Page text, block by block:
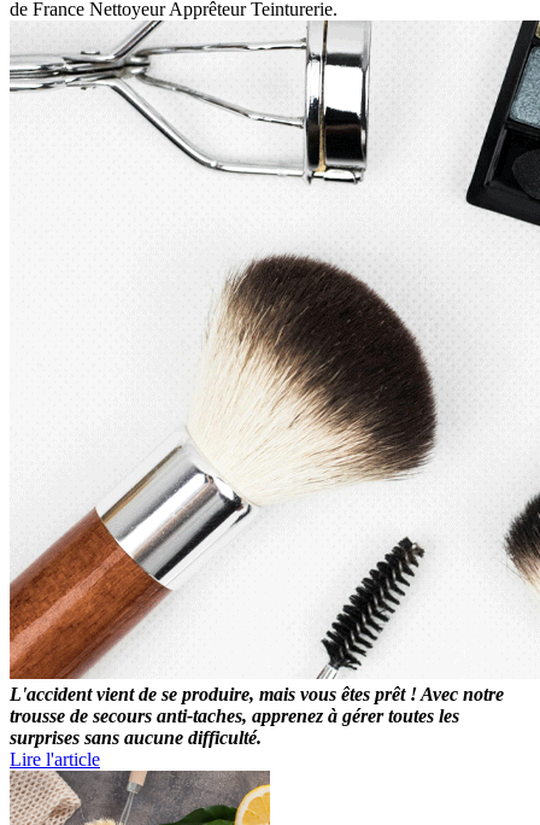
de France Nettoyeur Apprêteur Teinturerie.
L'accident vient de se produire, mais vous êtes prêt ! Avec notre
trousse de secours anti-taches, apprenez à gérer toutes les
surprises sans aucune difficulté.
Lire l'article